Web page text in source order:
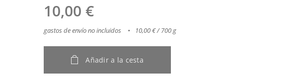
10,00 €
gastos de envío no incluidos 10,00 € / 700 g
Añadir a la cesta